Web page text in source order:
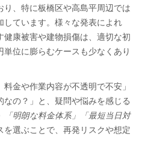
、特に板橋区や高島平周辺では
ています。様々な発表によれ
康被害や建物損傷は、適切な初
位に膨らむケースも少なくあり
金や作業内容が不透明で不安」
なの？」と、疑問や悩みを感じる
「明朗な料金体系」「最短当日対
を選ぶことで、再発リスクや想定